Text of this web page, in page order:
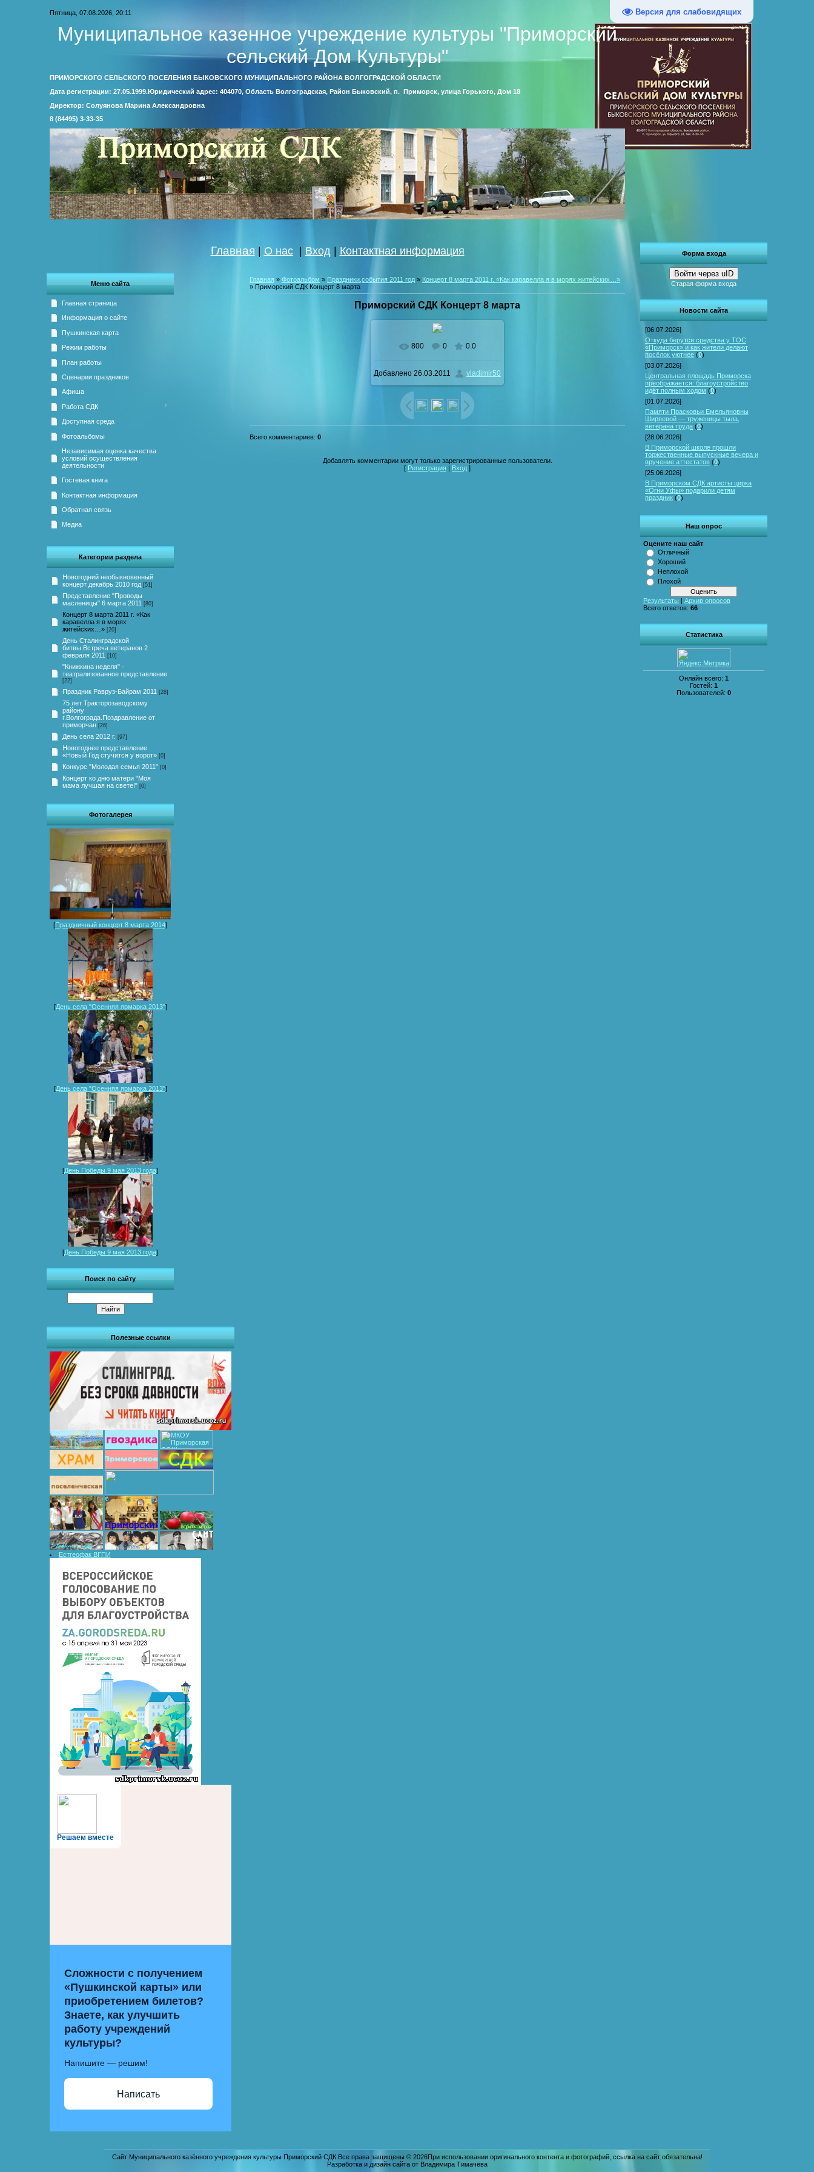
Версия для слабовидящих
Пятница, 07.08.2026, 20:11
Муниципальное казенное учреждение культуры "Приморский
сельский Дом Культуры"
ПРИМОРСКОГО СЕЛЬСКОГО ПОСЕЛЕНИЯ БЫКОВСКОГО МУНИЦИПАЛЬНОГО РАЙОНА ВОЛГОГРАДСКОЙ ОБЛАСТИ
Дата регистрации: 27.05.1999.Юридический адрес: 404070, Область Волгоградская, Район Быковский, п. Приморск, улица Горького, Дом 18
Директор: Солуянова Марина Александровна
8 (84495) 3-33-35
Главная О нас| Вход| Контактная информация Форма входа
Войти через uID
Старая форма входа
Новости сайта
[06.07.2026]
Откуда берутся средства у ТОС
«Приморск» и как жители делают
посёлок уютнее (0)
[03.07.2026]
Центральная площадь Приморска
преображается: благоустройство
идёт полным ходом (0)
[01.07.2026]
Памяти Прасковьи Емельяновны
Ширяевой — труженицы тыла,
ветерана труда (0)
[28.06.2026]
В Приморской школе прошли
торжественные выпускные вечера и
вручение аттестатов (0)
[25.06.2026]
В Приморском СДК артисты цирка
«Огни Уфы» подарили детям
праздник (0)
Наш опрос
Оцените наш сайт
Отличный
Хороший
Неплохой
Плохой
Результаты | Архив опросов
Всего ответов: 66
Статистика
Онлайн всего: 1
Гостей: 1
Пользователей: 0
Меню сайта
Главная страница
Информация о сайте
Пушкинская карта
Режим работы
План работы
Сценарии праздников
Афиша
Работа СДК
Доступная среда
Фотоальбомы
Независимая оценка качества
условий осуществления
деятельности
Гостевая книга
Контактная информация
Обратная связь
Медиа
Категории раздела
Новогодний необыкновенный
концерт декабрь 2010 год [51]
Представление "Проводы
масленицы" 6 марта 2011 [80]
Концерт 8 марта 2011 г. «Как
каравелла я в морях
житейских…» [20]
День Сталинградской
битвы.Встреча ветеранов 2
февраля 2011 [10]
"Книжкина неделя" -
театрализованное представление
[22]
Праздник Равруз-Байрам 2011 [28]
75 лет Тракторозаводскому
району
г.Волгограда.Поздравление от
приморчан [26]
День села 2012 г. [97]
Новогоднее представление
«Новый Год стучится у ворот» [0]
Конкурс "Молодая семья 2011" [0]
Концерт ко дню матери "Моя
мама лучшая на свете!" [0]
Фотогалерея
[Праздничный концерт 8 марта 2014]
[День села "Осенняя ярмарка 2013"]
[День села "Осенняя ярмарка 2013"]
[День Победы 9 мая 2013 года]
[День Победы 9 мая 2013 года]
Поиск по сайту
Полезные ссылки
Естгеофак ВГПИ
Решаем вместе
Сложности с получением
«Пушкинской карты» или
приобретением билетов?
Знаете, как улучшить
работу учреждений
культуры?
Напишите — решим!
Написать
Главная » Фотоальбом » Праздники,события 2011 год » Концерт 8 марта 2011 г. «Как каравелла я в морях житейских…»
» Приморский СДК Концерт 8 марта
Приморский СДК Концерт 8 марта
В реальном размере 700x465
/ 62.4Kb
800 0 0.0
Добавлено 26.03.2011 vladimir50
Всего комментариев: 0
Добавлять комментарии могут только зарегистрированные пользователи.
[ Регистрация | Вход ]
Сайт Муниципального казённого учреждения культуры Приморский СДК.Все права защищены © 2026При использовании оригинального контента и фотографий, ссылка на сайт обязательна!
Разработка и дизайн сайта от Владимира Тимачёва